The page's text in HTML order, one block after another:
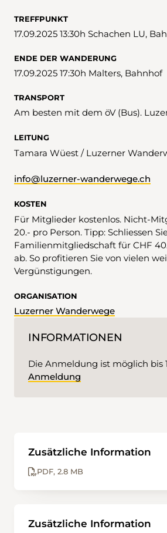
TREFFPUNKT
17.09.2025 13:30h Schachen
ENDE DER WANDERUNG
17.09.2025 17:30h Malters, Bahnhof
TRANSPORT
Am besten mit dem öV (Bus).
LEITUNG
Tamara Wüest / Luzerner
info@luzerner-wanderwege.ch
KOSTEN
Für Mitglieder kostenlos. Nicht-
20.- pro Person. Tipp: Schliessen
Familienmitgliedschaft für CHF
ab. So profitieren Sie von vielen
Vergünstigungen.
ORGANISATION
Luzerner Wanderwege
INFORMATIONEN
Die Anmeldung ist möglich bis
Anmeldung
Zusätzliche Information
PDF 2.8 MB
Zusätzliche Information